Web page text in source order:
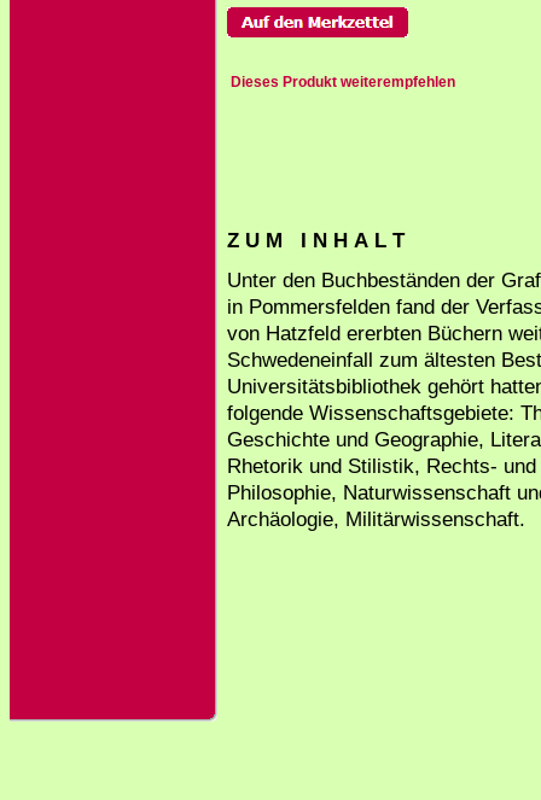
Dieses Produkt weiterempfehlen
Z U M I N H A L T
Unter den Buchbeständen der
in Pommersfelden fand der
von Hatzfeld ererbten Büchern
Schwedeneinfall zum ältesten
Universitätsbibliothek gehört
folgende Wissenschaftsgebiete:
Geschichte und Geographie,
Rhetorik und Stilistik, Rechts-
Philosophie, Naturwissenschaft
Archäologie, Militärwissenschaft.